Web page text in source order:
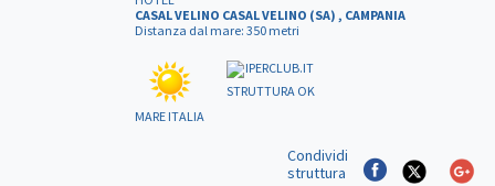
CASAL VELINO CASAL VELINO (SA) , CAMPANIA
Distanza dal mare: 350 metri
MARE ITALIA
STRUTTURA OK
Condividi
struttura